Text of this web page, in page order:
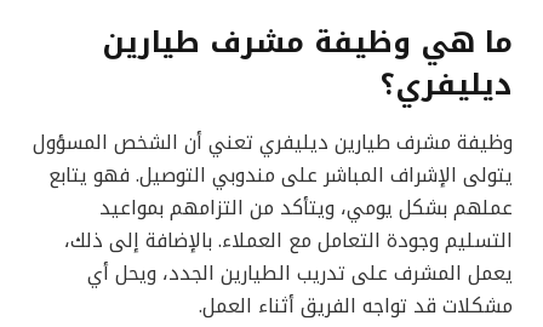
ما هي وظيفة مشرف طيارين
ديليفري؟
وظيفة مشرف طيارين ديليفري تعني أن الشخص المسؤول
يتولى الإشراف المباشر على مندوبي التوصيل. فهو يتابع
عملهم بشكل يومي، ويتأكد من التزامهم بمواعيد
التسليم وجودة التعامل مع العملاء. بالإضافة إلى ذلك،
يعمل المشرف على تدريب الطيارين الجدد، ويحل أي
مشكلات قد تواجه الفريق أثناء العمل.